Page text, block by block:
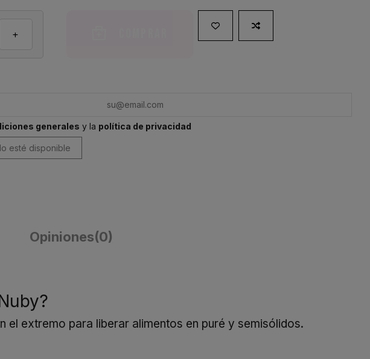
generales y la política de privacidad
Opiniones(0)
el extremo para liberar alimentos en puré y semisólidos.